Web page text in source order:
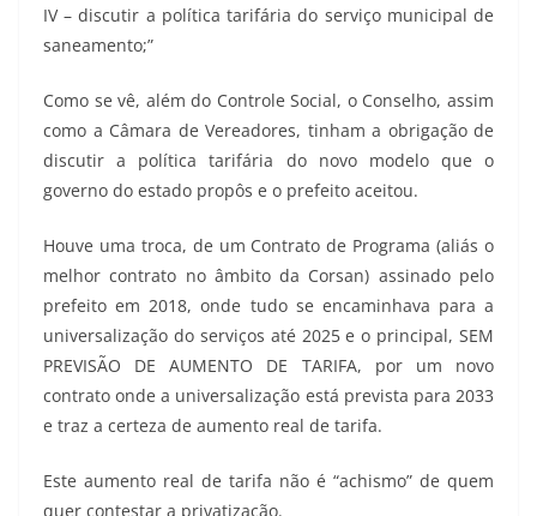
IV – discutir a política tarifária do serviço municipal de
saneamento;”
Como se vê, além do Controle Social, o Conselho, assim
como a Câmara de Vereadores, tinham a obrigação de
discutir a política tarifária do novo modelo que o
governo do estado propôs e o prefeito aceitou.
Houve uma troca, de um Contrato de Programa (aliás o
melhor contrato no âmbito da Corsan) assinado pelo
prefeito em 2018, onde tudo se encaminhava para a
universalização do serviços até 2025 e o principal, SEM
PREVISÃO DE AUMENTO DE TARIFA, por um novo
contrato onde a universalização está prevista para 2033
e traz a certeza de aumento real de tarifa.
Este aumento real de tarifa não é “achismo” de quem
quer contestar a privatização.